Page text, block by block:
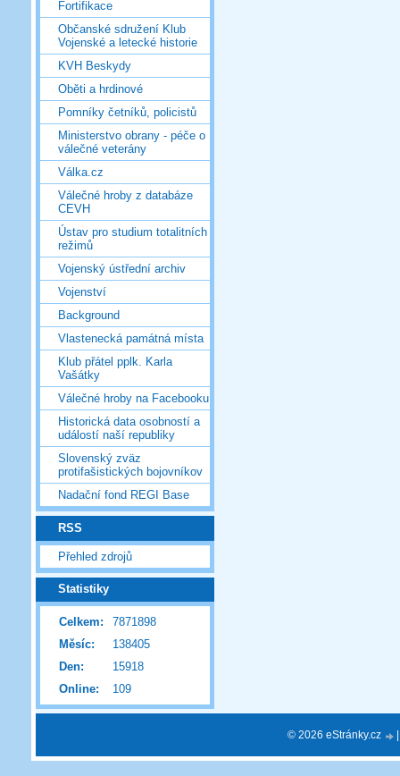
Fortifikace
Občanské sdružení Klub
Vojenské a letecké historie
KVH Beskydy
Oběti a hrdinové
Pomníky četníků, policistů
Ministerstvo obrany - péče o
válečné veterány
Válka.cz
Válečné hroby z databáze
CEVH
Ústav pro studium totalitních
režimů
Vojenský ústřední archiv
Vojenství
Background
Vlastenecká památná místa
Klub přátel pplk. Karla
Vašátky
Válečné hroby na Facebooku
Historická data osobností a
událostí naší republiky
Slovenský zväz
protifašistických bojovníkov
Nadační fond REGI Base
RSS
Přehled zdrojů
Statistiky
Online: 109
Celkem:
7871898
Měsíc:
138405
Den:
15918
© 2026 eStránky.cz